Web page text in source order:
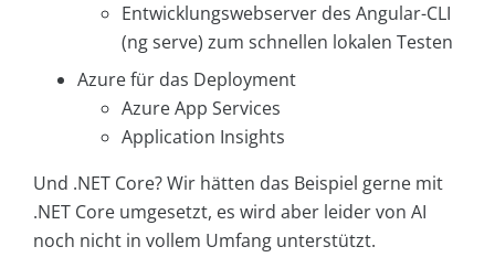
Entwicklungswebserver des Angular-CLI
(ng serve) zum schnellen lokalen Testen
Azure für das Deployment
Azure App Services
Application Insights
Und .NET Core? Wir hätten das Beispiel gerne mit
.NET Core umgesetzt, es wird aber leider von AI
noch nicht in vollem Umfang unterstützt.